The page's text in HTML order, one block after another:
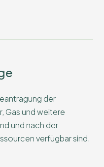
der
Gas und weitere
und nach der
verfügbar sind.